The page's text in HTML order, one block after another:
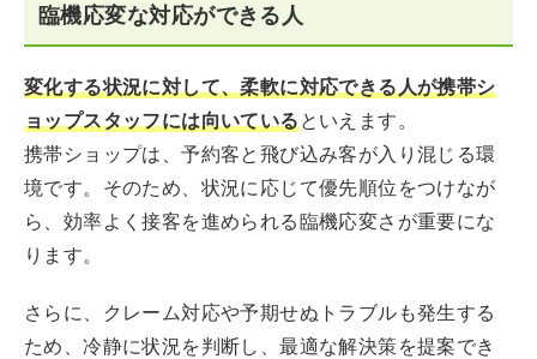
臨機応変な対応ができる人
変化する状況に対して、柔軟に対応できる人が携帯シ
ョップスタッフには向いているといえます。
携帯ショップは、予約客と飛び込み客が入り混じる環
境です。そのため、状況に応じて優先順位をつけなが
ら、効率よく接客を進められる臨機応変さが重要にな
ります。
さらに、クレーム対応や予期せぬトラブルも発生する
ため、冷静に状況を判断し、最適な解決策を提案でき